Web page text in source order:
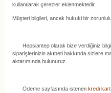
kullanılarak çerezler eklenmektedir.
Müşteri bilgileri, ancak hukuki bir
Hepsiantep olarak bize verdiğiniz
siparişlerinizin akıbeti hakkında sizlere
aktarımında bulunuruz.
Ödeme sayfasında istenen kredi